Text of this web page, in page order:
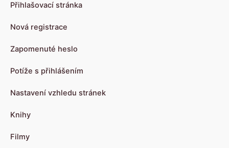
Přihlašovací stránka
Nová registrace
Zapomenuté heslo
Potíže s přihlášením
Nastavení vzhledu stránek
Knihy
Filmy